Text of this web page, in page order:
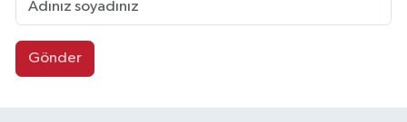
Gönder